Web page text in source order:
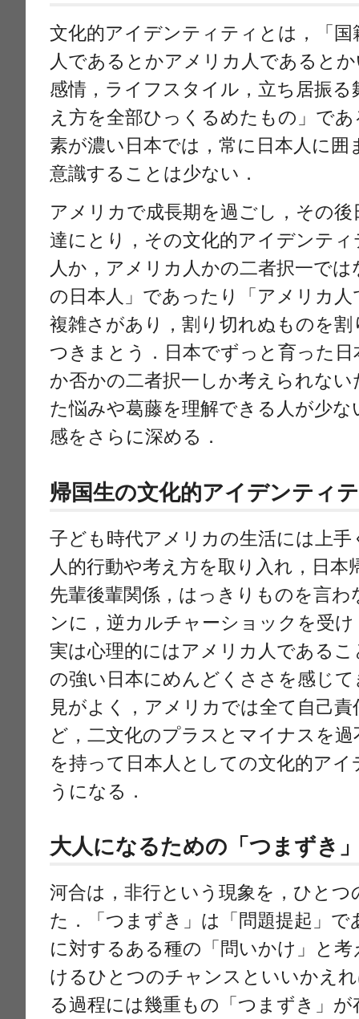
文化的アイデンティティとは，「
人であるとかアメリカ人であると
感情，ライフスタイル，立ち居振
え方を全部ひっくるめたもの」で
素が濃い日本では，常に日本人に囲
意識することは少ない．
アメリカで成長期を過ごし，その
達にとり，その文化的アイデンテ
人か，アメリカ人かの二者択一で
の日本人」であったり「アメリカ
複雑さがあり，割り切れぬものを
つきまとう．日本でずっと育った
か否かの二者択一しか考えられな
た悩みや葛藤を理解できる人が少
感をさらに深める．
帰国生の文化的アイデンティ
子ども時代アメリカの生活には上
人的行動や考え方を取り入れ，日本
先輩後輩関係，はっきりものを言
ンに，逆カルチャーショックを受
実は心理的にはアメリカ人である
の強い日本にめんどくささを感じ
見がよく，アメリカでは全て自己
ど，二文化のプラスとマイナスを
を持って日本人としての文化的ア
うになる．
大人になるための「つまずき
河合は，非行という現象を，ひと
た．「つまずき」は「問題提起」で
に対するある種の「問いかけ」と
けるひとつのチャンスといいかえ
る過程には幾重もの「つまずき」